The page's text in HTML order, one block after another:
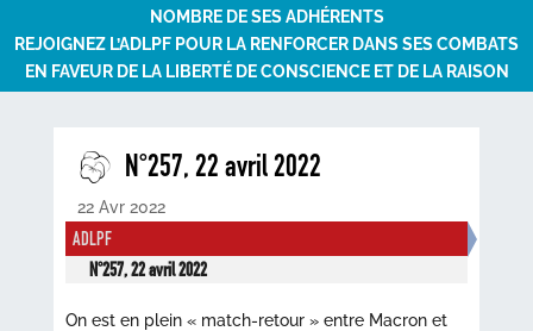
NOMBRE DE SES ADHÉRENTS
REJOIGNEZ L’ADLPF POUR LA RENFORCER DANS SES COMBATS
EN FAVEUR DE LA LIBERTÉ DE CONSCIENCE ET DE LA RAISON
N°257, 22 avril 2022
22 Avr 2022
ADLPF
N°257, 22 avril 2022
On est en plein « match-retour » entre Macron et